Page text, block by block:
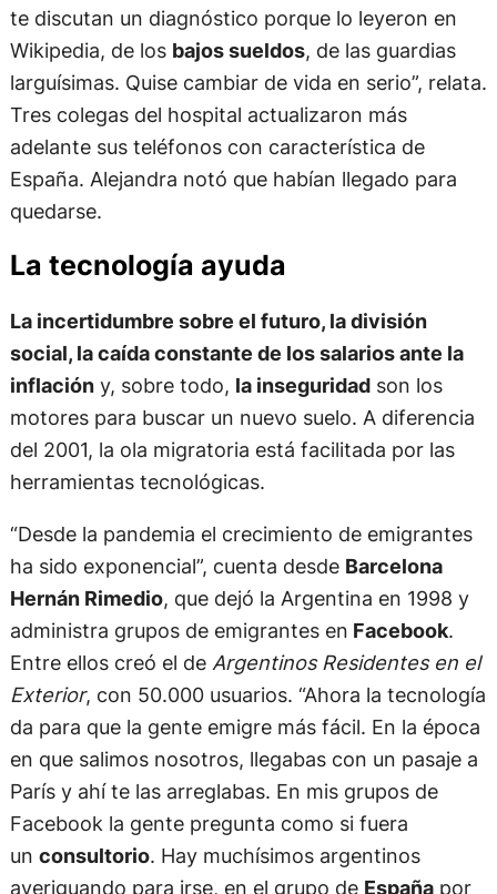
te discutan un diagnóstico porque lo leyeron en
Wikipedia, de los bajos sueldos, de las guardias
larguísimas. Quise cambiar de vida en serio”, relata.
Tres colegas del hospital actualizaron más
adelante sus teléfonos con característica de
España. Alejandra notó que habían llegado para
quedarse.
La tecnología ayuda
La incertidumbre sobre el futuro, la división
social, la caída constante de los salarios ante la
inflacióny, sobre todo, la inseguridadson los
motores para buscar un nuevo suelo. A diferencia
del 2001, la ola migratoria está facilitada por las
herramientas tecnológicas.
“Desde la pandemia el crecimiento de emigrantes
ha sido exponencial”, cuenta desde Barcelona
Hernán Rimedio, que dejó la Argentina en 1998 y
administra grupos de emigrantes en Facebook.
Entre ellos creó el de Argentinos Residentes en el
Exterior, con 50.000 usuarios. “Ahora la tecnología
da para que la gente emigre más fácil. En la época
en que salimos nosotros, llegabas con un pasaje a
París y ahí te las arreglabas. En mis grupos de
Facebook la gente pregunta como si fuera
un consultorio. Hay muchísimos argentinos
averiguando para irse, en el grupo de Españapor